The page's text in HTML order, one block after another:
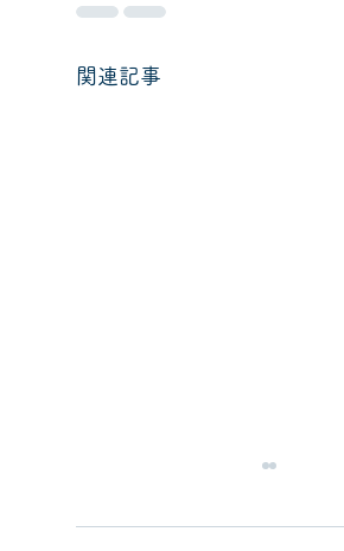
関連記事